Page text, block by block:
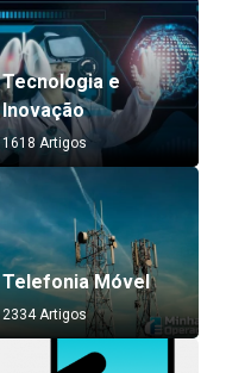
Tecnologia e
Inovação
1618 Artigos
Telefonia Móvel
2334 Artigos